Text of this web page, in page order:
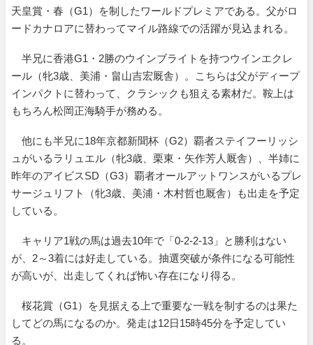
天皇賞・春（G1）を制したワールドプレミアである。父がロ
ードカナロアに替わってマイル路線での活躍が見込まれる。
半兄に香港G1・2勝のウインブライトを持つウインエクレ
ール（牝3歳、美浦・畠山吉宏厩舎）。こちらは父がディープ
インパクトに替わって、クラシックも狙える素材だ。鞍上は
もちろん松岡正海騎手が務める。
他にも半兄に18年京都新聞杯（G2）覇者ステイフーリッシ
ュがいるラリュエル（牝3歳、栗東・矢作芳人厩舎）、半姉に
昨年のアイビスSD（G3）覇者オールアットワンスがいるプレ
サージュリフト（牝3歳、美浦・木村哲也厩舎）も出走を予定
している。
キャリア1戦の馬は過去10年で「0-2-2-13」と勝利はない
が、2～3着には好走している。抽選突破が条件になる可能性
が高いが、出走してくれば怖い存在になり得る。
桜花賞（G1）を見据える上で重要な一戦を制するのは果た
してどの馬になるのか。発走は12日15時45分を予定してい
る。